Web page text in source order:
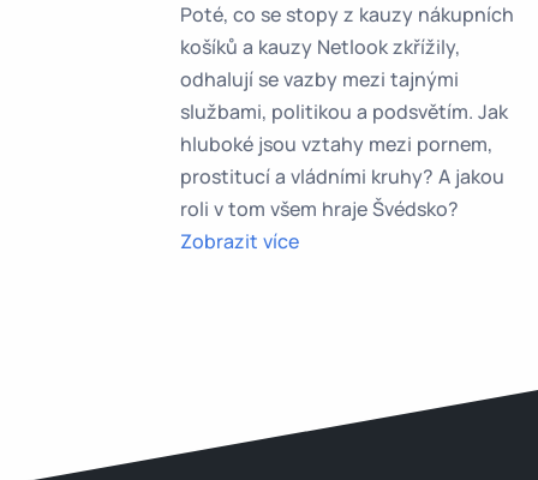
Poté, co se stopy z kauzy nákupních
košíků a kauzy Netlook zkřížily,
odhalují se vazby mezi tajnými
službami, politikou a podsvětím. Jak
hluboké jsou vztahy mezi pornem,
prostitucí a vládními kruhy? A jakou
roli v tom všem hraje Švédsko?
Zobrazit více